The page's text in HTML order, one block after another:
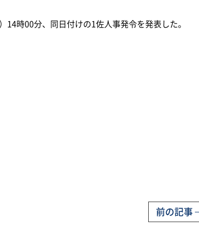
時00分、同日付けの1佐人事発令を発表した。
前の記事